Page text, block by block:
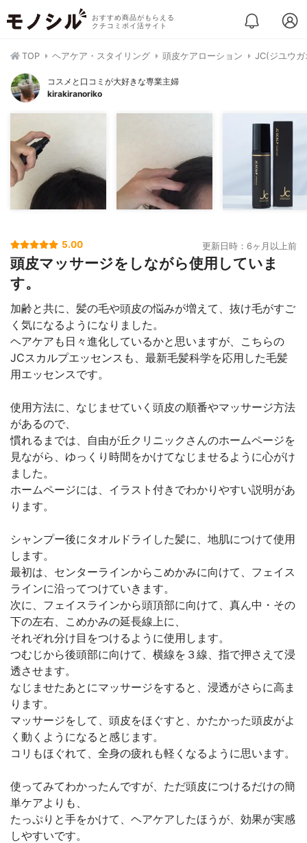
おすすめ商品がもらえる
クチコミポイ活サイト
TOP ヘアケア・スタイリング 頭皮ケアローション JC(ジユウ
コスメと口コミが大好きな専業主婦
kirakiranoriko
5.00 更新日時：6ヶ月以上前
頭皮マッサージをしながら使用していま
す。
加齢と共に、髪の毛や頭皮の悩みが増えて、抜け毛がすご
く気になるようになりました。
ヘアケアも日々進化しているかと思いますが、こちらの
JCスカルプエッセンスも、最新毛髪科学を応用した毛髪
用エッセンスです。
使用方法に、なじませていく頭皮の順番やマッサージ方法
があるので、
慣れるまでは、自由が丘クリニックさんのホームページを
見ながら、ゆっくり時間をかけてなじませるように心がけ
ました。
ホームページには、イラスト付きでわかりやすい説明があ
ります。
シャンプー後にタオルドライした髪に、地肌につけて使用
します。
最初は、センターラインからこめかみに向けて、フェイス
ラインに沿ってつけていきます。
次に、フェイスラインから頭頂部に向けて、真ん中・その
下の左右、こめかみの延長線上に、
それぞれ分け目をつけるように使用します。
つむじから後頭部に向けて、横線を３線、指で押さえて浸
透させます。
なじませたあとにマッサージをすると、浸透がさらに高ま
ります。
マッサージをして、頭皮をほぐすと、かたかった頭皮がよ
く動くようになると感じます。
コリもほぐれて、全身の疲れも軽くなるように思います。
使ってみてわかったんですが、ただ頭皮につけるだけの簡
単ケアよりも、
たっぷりと手をかけて、ヘアケアしたほうが、効果が実感
しやすいです。